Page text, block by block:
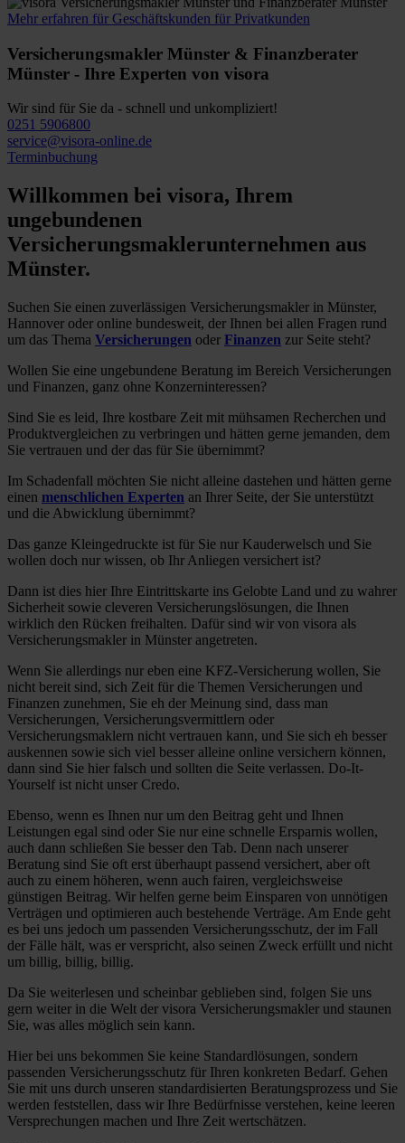
Mehr erfahren für Geschäftskunden für Privatkunden
Versicherungsmakler Münster & Finanzberater
Münster - Ihre Experten von visora
Wir sind für Sie da - schnell und unkompliziert!
0251 5906800
service@visora-online.de
Terminbuchung
Willkommen bei visora, Ihrem
ungebundenen
Versicherungsmaklerunternehmen aus
Münster.
Suchen Sie einen zuverlässigen Versicherungsmakler in Münster,
Hannover oder online bundesweit, der Ihnen bei allen Fragen rund
um das Thema Versicherungen oder Finanzen zur Seite steht?
Wollen Sie eine ungebundene Beratung im Bereich Versicherungen
und Finanzen, ganz ohne Konzerninteressen?
Sind Sie es leid, Ihre kostbare Zeit mit mühsamen Recherchen und
Produktvergleichen zu verbringen und hätten gerne jemanden, dem
Sie vertrauen und der das für Sie übernimmt?
Im Schadenfall möchten Sie nicht alleine dastehen und hätten gerne
einen menschlichen Experten an Ihrer Seite, der Sie unterstützt
und die Abwicklung übernimmt?
Das ganze Kleingedruckte ist für Sie nur Kauderwelsch und Sie
wollen doch nur wissen, ob Ihr Anliegen versichert ist?
Dann ist dies hier Ihre Eintrittskarte ins Gelobte Land und zu wahrer
Sicherheit sowie cleveren Versicherungslösungen, die Ihnen
wirklich den Rücken freihalten. Dafür sind wir von visora als
Versicherungsmakler in Münster angetreten.
Wenn Sie allerdings nur eben eine KFZ-Versicherung wollen, Sie
nicht bereit sind, sich Zeit für die Themen Versicherungen und
Finanzen zunehmen, Sie eh der Meinung sind, dass man
Versicherungen, Versicherungsvermittlern oder
Versicherungsmaklern nicht vertrauen kann, und Sie sich eh besser
auskennen sowie sich viel besser alleine online versichern können,
dann sind Sie hier falsch und sollten die Seite verlassen. Do-It-
Yourself ist nicht unser Credo.
Ebenso, wenn es Ihnen nur um den Beitrag geht und Ihnen
Leistungen egal sind oder Sie nur eine schnelle Ersparnis wollen,
auch dann schließen Sie besser den Tab. Denn nach unserer
Beratung sind Sie oft erst überhaupt passend versichert, aber oft
auch zu einem höheren, wenn auch fairen, vergleichsweise
günstigen Beitrag. Wir helfen gerne beim Einsparen von unnötigen
Verträgen und optimieren auch bestehende Verträge. Am Ende geht
es bei uns jedoch um passenden Versicherungsschutz, der im Fall
der Fälle hält, was er verspricht, also seinen Zweck erfüllt und nicht
um billig, billig, billig.
Da Sie weiterlesen und scheinbar geblieben sind, folgen Sie uns
gern weiter in die Welt der visora Versicherungsmakler und staunen
Sie, was alles möglich sein kann.
Hier bei uns bekommen Sie keine Standardlösungen, sondern
passenden Versicherungsschutz für Ihren konkreten Bedarf. Gehen
Sie mit uns durch unseren standardisierten Beratungsprozess und Sie
werden feststellen, dass wir Ihre Bedürfnisse verstehen, keine leeren
Versprechungen machen und Ihre Zeit wertschätzen.